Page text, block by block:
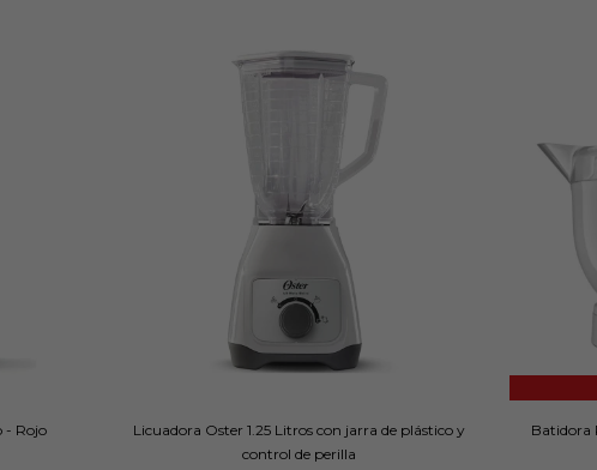
- Rojo
Licuadora Oster 1.25 Litros con jarra de plástico y
control de perilla
Batidora